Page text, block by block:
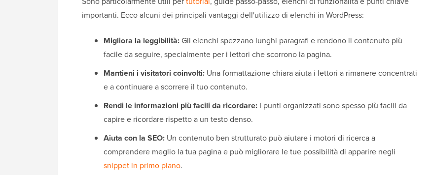
importanti. Ecco alcuni dei principali vantaggi dell'utilizzo di elenchi in WordPress:
Migliora la leggibilità: Gli elenchi spezzano lunghi paragrafi e rendono il contenuto più
facile da seguire, specialmente per i lettori che scorrono la pagina.
Mantieni i visitatori coinvolti: Una formattazione chiara aiuta i lettori a rimanere concentrati
e a continuare a scorrere il tuo contenuto.
Rendi le informazioni più facili da ricordare: I punti organizzati sono spesso più facili da
capire e ricordare rispetto a un testo denso.
Aiuta con la SEO: Un contenuto ben strutturato può aiutare i motori di ricerca a
comprendere meglio la tua pagina e può migliorare le tue possibilità di apparire negli
snippet in primo piano.